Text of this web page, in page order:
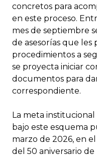
concretos para
en este proceso.
mes de septiembre
de asesorías que
procedimientos a
se proyecta iniciar
documentos para
correspondiente.
La meta
bajo este esquema
marzo de 2026, en
del 50 aniversario